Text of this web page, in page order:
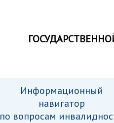
Информационный
навигатор
по вопросам